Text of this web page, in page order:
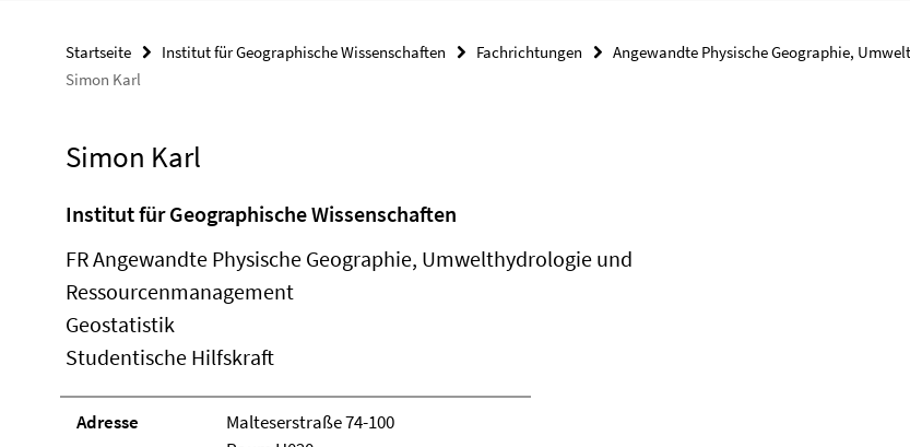
Startseite Institut für Geographische Wissenschaften Fachrichtungen Angewandte Physische Geographie,
Simon Karl
Simon Karl
Institut für Geographische Wissenschaften
FR Angewandte Physische Geographie, Umwelthydrologie und
Ressourcenmanagement
Geostatistik
Studentische Hilfskraft
Adresse
Malteserstraße 74-100